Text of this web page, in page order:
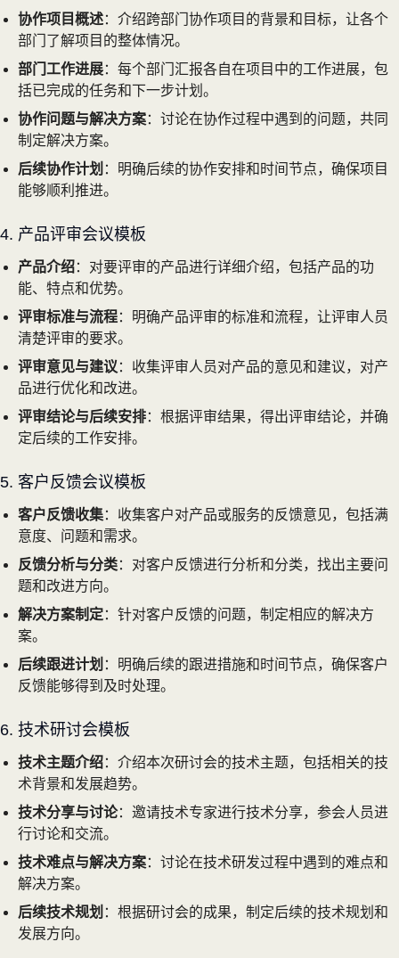
协作项目概述：介绍跨部门协作项目的背景和目标，让各个
部门了解项目的整体情况。
部门工作进展：每个部门汇报各自在项目中的工作进展，包
括已完成的任务和下一步计划。
协作问题与解决方案：讨论在协作过程中遇到的问题，共同
制定解决方案。
后续协作计划 ：明确后续的协作安排和时间节点，确保项目
能够顺利推进。
4. 产品评审会议模板
产品介绍：对要评审的产品进行详细介绍，包括产品的功
能、特点和优势。
评审标准与流程：明确产品评审的标准和流程，让评审人员
清楚评审的要求。
评审意见与建议 ：收集评审人员对产品的意见和建议，对产
品进行优化和改进。
评审结论与后续安排：根据评审结果，得出评审结论，并确
定后续的工作安排。
5. 客户反馈会议模板
客户反馈收集：收集客户对产品或服务的反馈意见，包括满
意度、问题和需求。
反馈分析与分类：对客户反馈进行分析和分类，找出主要问
题和改进方向。
解决方案制定：针对客户反馈的问题，制定相应的解决方
案。
后续跟进计划 ：明确后续的跟进措施和时间节点，确保客户
反馈能够得到及时处理。
6. 技术研讨会模板
技术主题介绍：介绍本次研讨会的技术主题，包括相关的技
术背景和发展趋势。
技术分享与讨论：邀请技术专家进行技术分享，参会人员进
行讨论和交流。
技术难点与解决方案：讨论在技术研发过程中遇到的难点和
解决方案。
后续技术规划 ：根据研讨会的成果，制定后续的技术规划和
发展方向。